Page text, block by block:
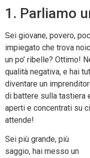
1. Parliamo
Sei giovane, povero,
impiegato che trova
un po’ ribelle? Ottimo!
qualità negativa, e hai
diventare un
di battere sulla tastiera
aperti e concentrati su
attende!
Sei più grande, più
saggio, hai messo un